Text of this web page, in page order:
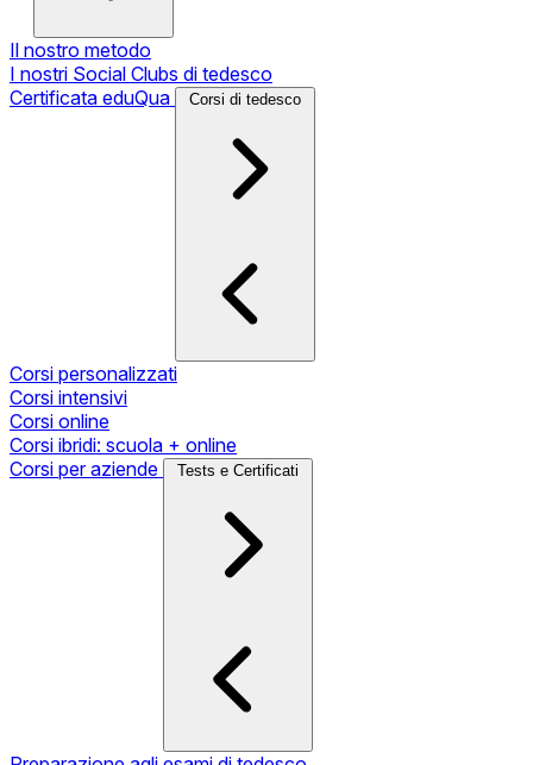
Il nostro metodo
I nostri Social Clubs di tedesco
Certificata eduQua
Corsi di tedesco
Corsi personalizzati
Corsi intensivi
Corsi online
Corsi ibridi: scuola + online
Corsi per aziende
Tests e Certificati